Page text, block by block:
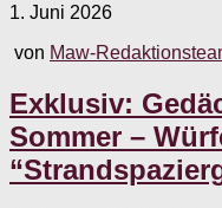
1. Juni 2026
von Maw-
Exklusiv:
Sommer –